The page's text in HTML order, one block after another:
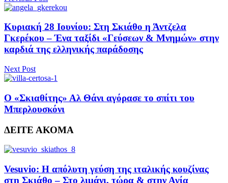
Κυριακή 28 Ιουνίου: Στη Σκιάθο η Άντζελα
Γκερέκου – Ένα ταξίδι «Γεύσεων & Μνημών» στην
καρδιά της ελληνικής παράδοσης
Next Post
Ο «Σκιαθίτης» Αλ Θάνι αγόρασε το σπίτι του
Μπερλουσκόνι
ΔΕΙΤΕ ΑΚΟΜΑ
Vesuvio: Η απόλυτη γεύση της ιταλικής κουζίνας
στη Σκιάθο – Στο λιμάνι, τώρα & στην Αγία